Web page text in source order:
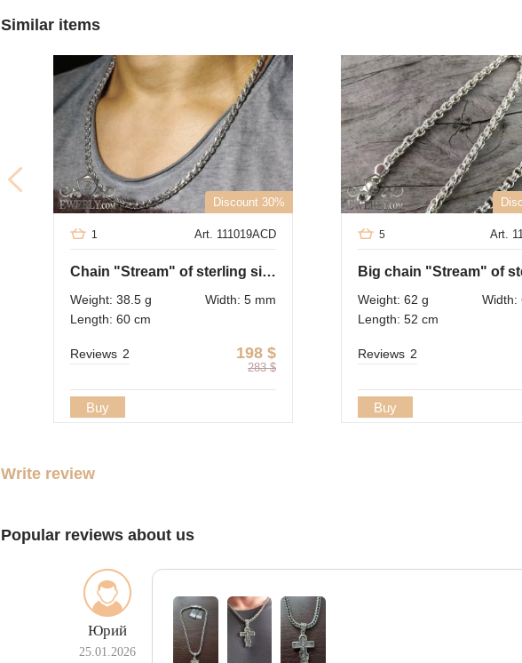
Similar items
Discount 30%
Art. 111019ACD
1
Chain "Stream" of sterling silver
Weight: 38.5 g
Width: 5 mm
Length: 60 cm
198 $
283 $
Reviews 2
Buy
Art.
5
Weight: 62 g
Width:
Length: 52 cm
Reviews 2
Buy
Write review
Popular reviews about us
Юрий
25.01.2026